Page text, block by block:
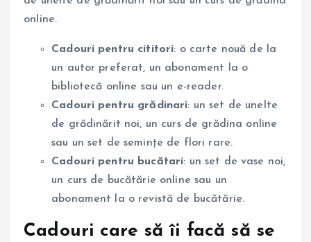
online.
Cadouri pentru cititori: o carte nouă de la
un autor preferat, un abonament la o
bibliotecă online sau un e-reader.
Cadouri pentru grădinari: un set de unelte
de grădinărit noi, un curs de grădina online
sau un set de semințe de flori rare.
Cadouri pentru bucătari: un set de vase noi,
un curs de bucătărie online sau un
abonament la o revistă de bucătărie.
Cadouri care să îi facă să se